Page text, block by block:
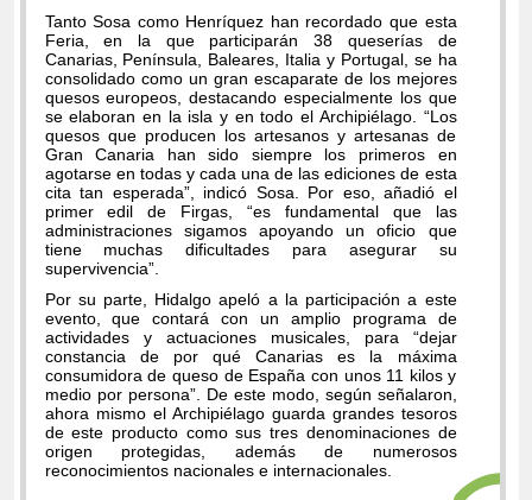
Tanto Sosa como Henríquez han recordado que esta
Feria, en la que participarán 38 queserías de
Canarias, Península, Baleares, Italia y Portugal, se ha
consolidado como un gran escaparate de los mejores
quesos europeos, destacando especialmente los que
se elaboran en la isla y en todo el Archipiélago. “Los
quesos que producen los artesanos y artesanas de
Gran Canaria han sido siempre los primeros en
agotarse en todas y cada una de las ediciones de esta
cita tan esperada”, indicó Sosa. Por eso, añadió el
primer edil de Firgas, “es fundamental que las
administraciones sigamos apoyando un oficio que
tiene muchas dificultades para asegurar su
supervivencia”.
Por su parte, Hidalgo apeló a la participación a este
evento, que contará con un amplio programa de
actividades y actuaciones musicales, para “dejar
constancia de por qué Canarias es la máxima
consumidora de queso de España con unos 11 kilos y
medio por persona”. De este modo, según señalaron,
ahora mismo el Archipiélago guarda grandes tesoros
de este producto como sus tres denominaciones de
origen protegidas, además de numerosos
reconocimientos nacionales e internacionales.